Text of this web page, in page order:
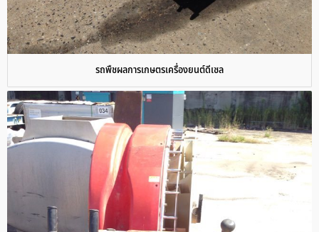
รถพืชผลการเกษตรเครื่องยนต์ดีเซล